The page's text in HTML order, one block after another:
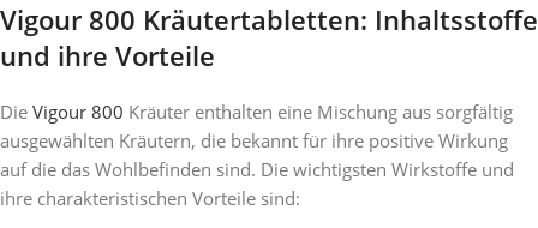
Vigour 800 Kräutertabletten: Inhaltsstoffe
und ihre Vorteile
Die Vigour 800 Kräuter enthalten eine Mischung aus sorgfältig
ausgewählten Kräutern, die bekannt für ihre positive Wirkung
auf die das Wohlbefinden sind. Die wichtigsten Wirkstoffe und
ihre charakteristischen Vorteile sind: